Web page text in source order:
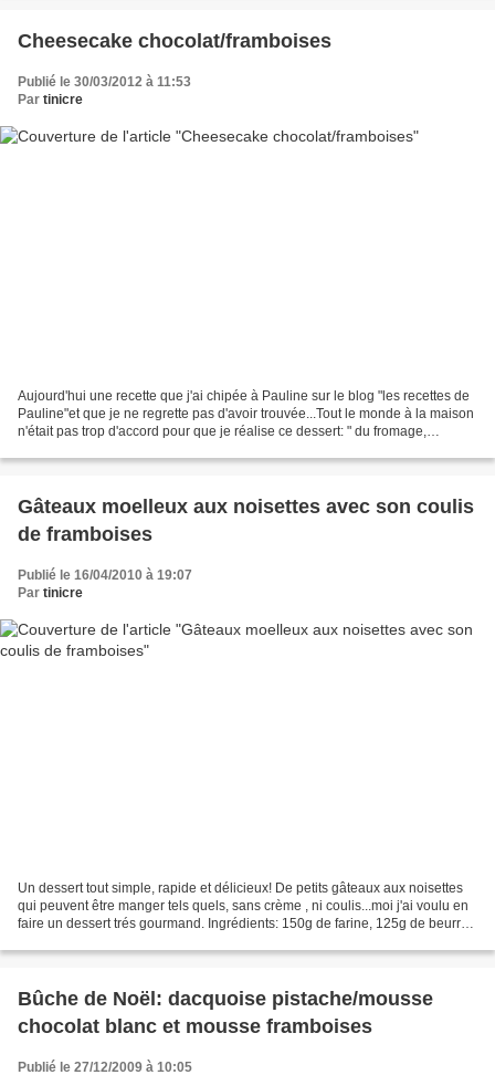
Cheesecake chocolat/framboises
Publié le 30/03/2012 à 11:53
Par tinicre
Aujourd'hui une recette que j'ai chipée à Pauline sur le blog "les recettes de
Pauline"et que je ne regrette pas d'avoir trouvée...Tout le monde à la maison
n'était pas trop d'accord pour que je réalise ce dessert: " du fromage,
Gâteaux moelleux aux noisettes avec son coulis
de framboises
Publié le 16/04/2010 à 19:07
Par tinicre
Un dessert tout simple, rapide et délicieux! De petits gâteaux aux noisettes
qui peuvent être manger tels quels, sans crème , ni coulis...moi j'ai voulu en
faire un dessert trés gourmand. Ingrédients: 150g de farine, 125g de beurre
Bûche de Noël: dacquoise pistache/mousse
chocolat blanc et mousse framboises
Publié le 27/12/2009 à 10:05